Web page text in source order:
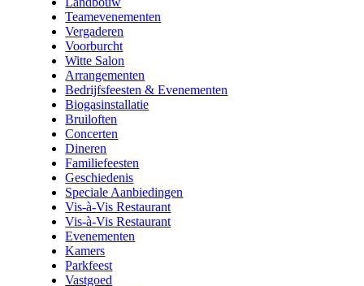
Teamevenementen
Vergaderen
Voorburcht
Witte Salon
Arrangementen
Bedrijfsfeesten & Evenementen
Biogasinstallatie
Bruiloften
Concerten
Dineren
Familiefeesten
Geschiedenis
Speciale Aanbiedingen
Vis-à-Vis Restaurant
Vis-à-Vis Restaurant
Evenementen
Kamers
Parkfeest
Vastgoed